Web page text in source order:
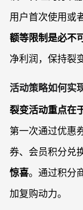
用户首次使用或
额等限制是必不
净利润，保持裂
活动策略如何实
裂变活动重点在
第一次通过优惠
券、会员积分兑
惊喜。通过积分
加复购动力。